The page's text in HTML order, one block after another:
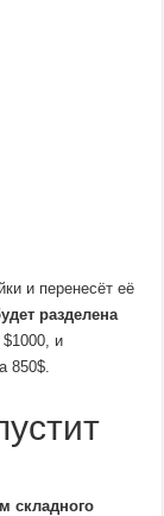
и перенесёт её
разделена
$1000, и
850$.
складного